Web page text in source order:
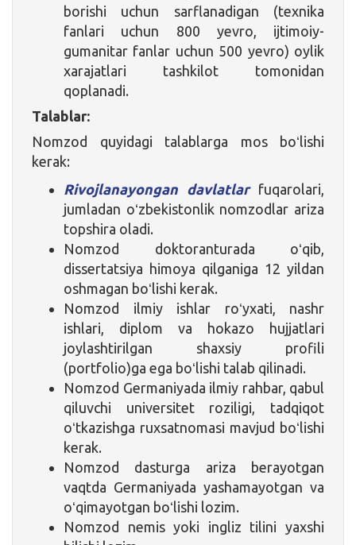
borishi uchun sarflanadigan (texnika
fanlari uchun 800 yevro, ijtimoiy-
gumanitar fanlar uchun 500 yevro) oylik
xarajatlari tashkilot tomonidan
qoplanadi.
Talablar:
Nomzod quyidagi talablarga mos boʻlishi
kerak:
Rivojlanayongan davlatlarfuqarolari,
jumladan oʻzbekistonlik nomzodlar ariza
topshira oladi.
Nomzod doktoranturada oʻqib,
dissertatsiya himoya qilganiga 12 yildan
oshmagan boʻlishi kerak.
Nomzod ilmiy ishlar roʻyxati, nashr
ishlari, diplom va hokazo hujjatlari
joylashtirilgan shaxsiy profili
(portfolio)ga ega boʻlishi talab qilinadi.
Nomzod Germaniyada ilmiy rahbar, qabul
qiluvchi universitet roziligi, tadqiqot
oʻtkazishga ruxsatnomasi mavjud boʻlishi
kerak.
Nomzod dasturga ariza berayotgan
vaqtda Germaniyada yashamayotgan va
oʻqimayotgan boʻlishi lozim.
Nomzod nemis yoki ingliz tilini yaxshi